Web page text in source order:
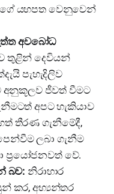
යහපත වෙනුවෙන්
අවබෝධ
තුළින් දෙවියන්
පැහැදිලිව
අනුකූලව ජීවත් වීමට
අපට හැකියාව
තීරණ ගැනීමේදී,
ලබා ගැනීම
ප්‍රයෝජනවත් වේ.
බව: නිරාහාර
කර, අභ්‍යන්තර